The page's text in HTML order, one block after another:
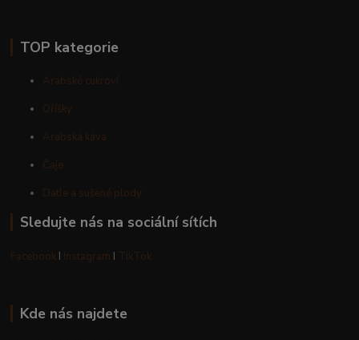
TOP kategorie
Arabské cukroví
Oříšky
Arabská káva
Čaje
Datle a sušené plody
Sledujte nás na sociální sítích
Facebook I Instagram I TikTok
Kde nás najdete